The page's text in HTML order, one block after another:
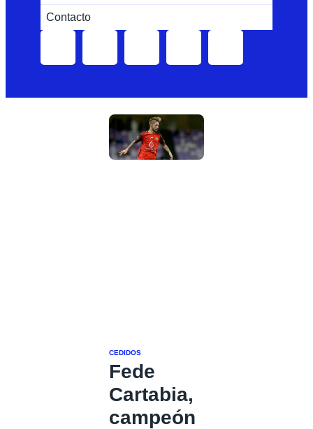
Contacto
CEDIDOS
Fede
Cartabia,
campeón